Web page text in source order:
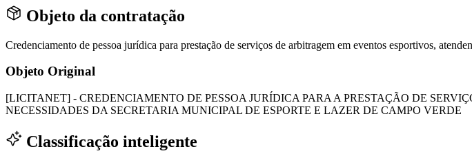
Objeto da contratação
Credenciamento de pessoa jurídica para prestação de serviços de arbitragem em eventos esportivos,
Objeto Original
[LICITANET] - CREDENCIAMENTO DE PESSOA JURÍDICA PARA A PRESTAÇÃO DE
NECESSIDADES DA SECRETARIA MUNICIPAL DE ESPORTE E LAZER DE CAMPO VERDE
Classificação inteligente